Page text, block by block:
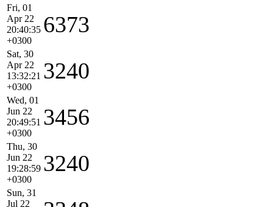
Fri, 01
Apr 22
20:40:35
+0300
6373
Sat, 30
Apr 22
13:32:21
+0300
3240
Wed, 01
Jun 22
20:49:51
+0300
3456
Thu, 30
Jun 22
19:28:59
+0300
3240
Sun, 31
Jul 22